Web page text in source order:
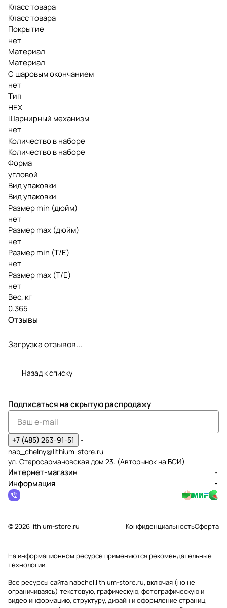
Класс товара
Класс товара
Покрытие
нет
Материал
Материал
С шаровым окончанием
нет
Тип
HEX
Шарнирный механизм
нет
Количество в наборе
Количество в наборе
Форма
угловой
Вид упаковки
Вид упаковки
Размер min (дюйм)
нет
Размер max (дюйм)
нет
Размер min (Т/E)
нет
Размер max (T/E)
нет
Вес, кг
0.365
Отзывы
Загрузка отзывов...
Назад к списку
Подписаться на скрытую распродажу
+7 (485) 263-91-51
nab_chelny@lithium-store.ru
ул. Старосармановская дом 23. (Авторынок на БСИ)
Интернет-магазин
Информация
© 2026 lithium-store.ru КонфиденциальностьОферта
На информационном ресурсе применяютсярекомендательные
технологии.
Все ресурсы сайта nabchel.lithium-store.ru, включая (но не
ограничиваясь) текстовую, графическую, фотографическую и
видео информацию, структуру, дизайн и оформление страниц,